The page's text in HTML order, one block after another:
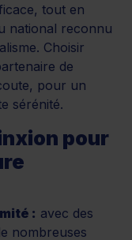
tout en
national reconnu
Choisir
de
pour un
sérénité.
pour
: avec des
nombreuses